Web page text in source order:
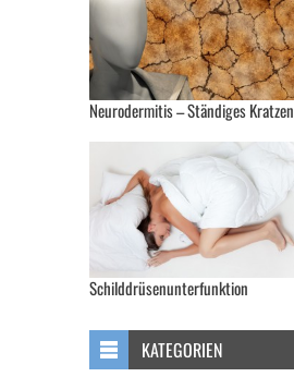
Neurodermitis – Ständiges Kratzen
Schilddrüsenunterfunktion
KATEGORIEN